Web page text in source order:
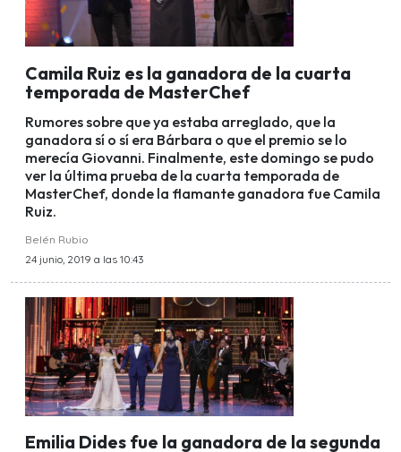
Camila Ruiz es la ganadora de la cuarta
temporada de MasterChef
Rumores sobre que ya estaba arreglado, que la
ganadora sí o sí era Bárbara o que el premio se lo
merecía Giovanni. Finalmente, este domingo se pudo
ver la última prueba de la cuarta temporada de
MasterChef, donde la flamante ganadora fue Camila
Ruiz.
Belén Rubio
24 junio, 2019 a las 10:43
Emilia Dides fue la ganadora de la segunda